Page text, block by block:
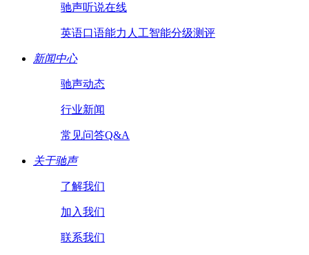
驰声听说在线
英语口语能力人工智能分级测评
新闻中心
驰声动态
行业新闻
常见问答Q&A
关于驰声
了解我们
加入我们
联系我们